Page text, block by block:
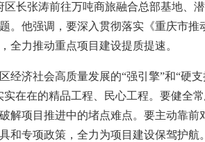
区长张涛前往万吨商旅融合总部基地、
。他强调，要深入贯彻落实《重庆市
全力推动重点项目建设提质提速。
经济社会高质量发展的“强引擎”和“硬
在在的精品工程、民心工程。要健全
解项目推进中的堵点难点。要主动靠
和专项政策，全力为项目建设保驾护